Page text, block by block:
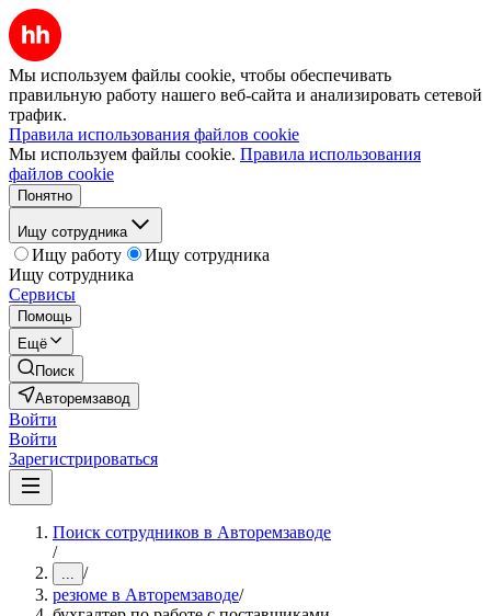
Мы используем файлы cookie, чтобы обеспечивать
правильную работу нашего веб-сайта и анализировать сетевой
трафик.
Правила использования файлов cookie
Мы используем файлы cookie. Правила использования
файлов cookie
Понятно
Ищу сотрудника
Ищу работу
Ищу сотрудника
Ищу сотрудника
Сервисы
Помощь
Ещё
Поиск
Авторемзавод
Войти
Войти
Зарегистрироваться
Поиск сотрудников в Авторемзаводе
/
... /
резюме в Авторемзаводе/